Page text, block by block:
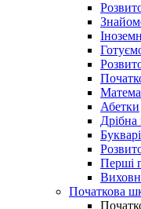
Абетки
Дрібна
Букварі
Перші
Початкова